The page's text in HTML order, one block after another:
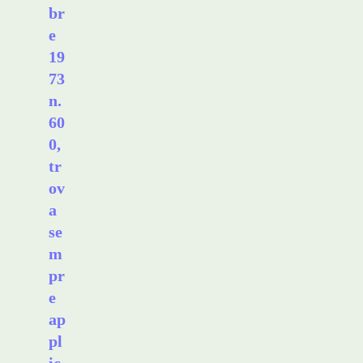
br
e
19
73
n.
60
0,
tr
ov
a
se
m
pr
e
ap
pl